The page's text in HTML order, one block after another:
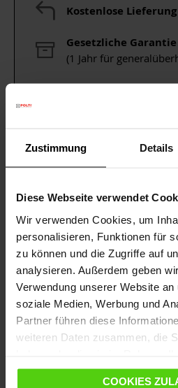
Zustimmung Details
Diese Webseite verwendet
Wir verwenden Cookies, um
personalisieren, Funktionen für
zu können und die Zugriffe auf
analysieren. Außerdem geben
Verwendung unserer Website
soziale Medien, Werbung und
Partner führen diese
weiteren Daten zusammen, die
gesammelt haben.
COOKIES
Kostenlose Lieferung
Gesetzliche Garantie
(1 Jahr für
Brauchen Sie Hilfe?
ausgesetzt; ab dem 17.
gewohnt weiter.
DETAILS
MERKMALE
SPEZIFIKATIONEN